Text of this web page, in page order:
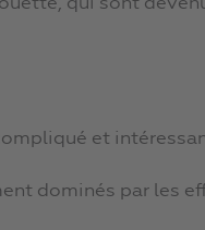
qui sont
et
dominés par les